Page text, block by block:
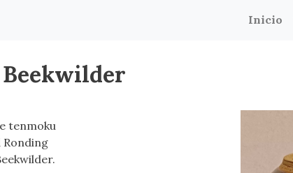
Inicio
Beekwilder
tenmoku